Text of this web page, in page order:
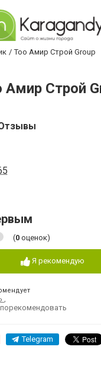
Тоо Амир Строй Group
Амир Строй
(0 оценок)
Я рекомендую
Telegram